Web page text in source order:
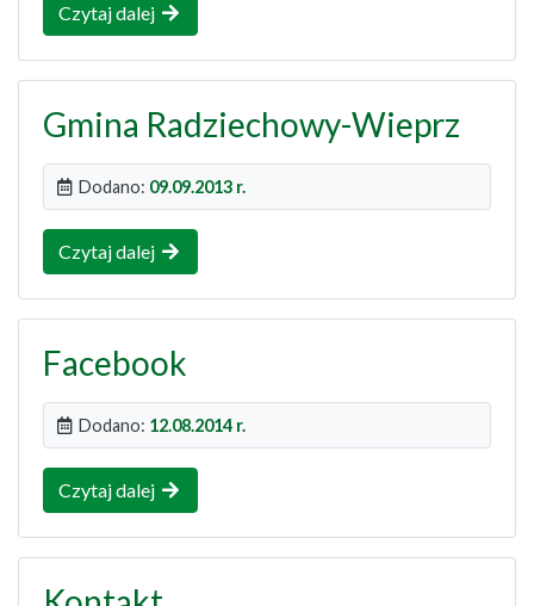
Czytaj dalej
Gmina Radziechowy-Wieprz
Dodano: 09.09.2013 r.
Czytaj dalej
Facebook
Dodano: 12.08.2014 r.
Czytaj dalej